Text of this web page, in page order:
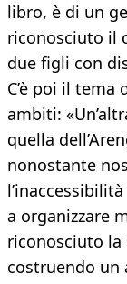
libro, è di un
riconosciuto il
due figli con
C’è poi il tema
ambiti:
quella
nonostante
a organizzare
riconosciuto la
costruendo un